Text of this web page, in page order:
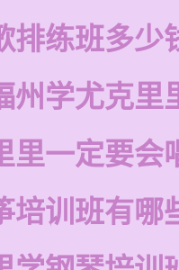
排练班多少
州学尤克里
里一定要会
培训班有哪